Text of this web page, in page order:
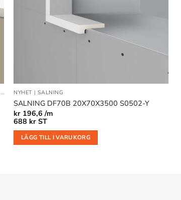
NYHETNYHET | SALNING
SALNING DF70B 20X70X3500 S0502-Y
kr 196,6 /m
688 kr ST
LÄGG TILL I VARUKORG